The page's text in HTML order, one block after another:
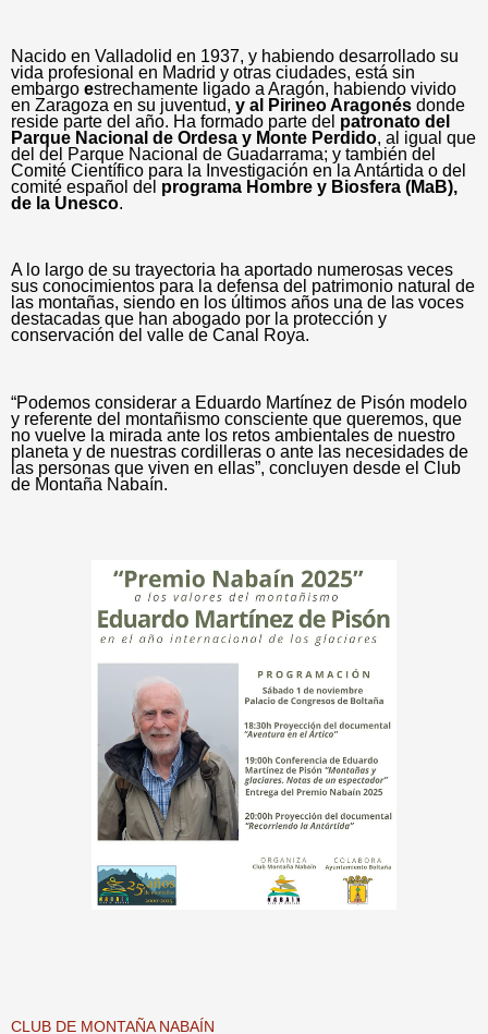
Nacido en Valladolid en 1937, y habiendo desarrollado su
vida profesional en Madrid y otras ciudades, está sin
embargo estrechamente ligado a Aragón, habiendo vivido
en Zaragoza en su juventud, y al Pirineo Aragonés donde
reside parte del año. Ha formado parte del patronato del
Parque Nacional de Ordesa y Monte Perdido, al igual que
del del Parque Nacional de Guadarrama; y también del
Comité Científico para la Investigación en la Antártida o del
comité español del programa Hombre y Biosfera (MaB),
de la Unesco.
A lo largo de su trayectoria ha aportado numerosas veces
sus conocimientos para la defensa del patrimonio natural de
las montañas, siendo en los últimos años una de las voces
destacadas que han abogado por la protección y
conservación del valle de Canal Roya.
“Podemos considerar a Eduardo Martínez de Pisón modelo
y referente del montañismo consciente que queremos, que
no vuelve la mirada ante los retos ambientales de nuestro
planeta y de nuestras cordilleras o ante las necesidades de
las personas que viven en ellas”, concluyen desde el Club
de Montaña Nabaín.
CLUB DE MONTAÑA NABAÍN